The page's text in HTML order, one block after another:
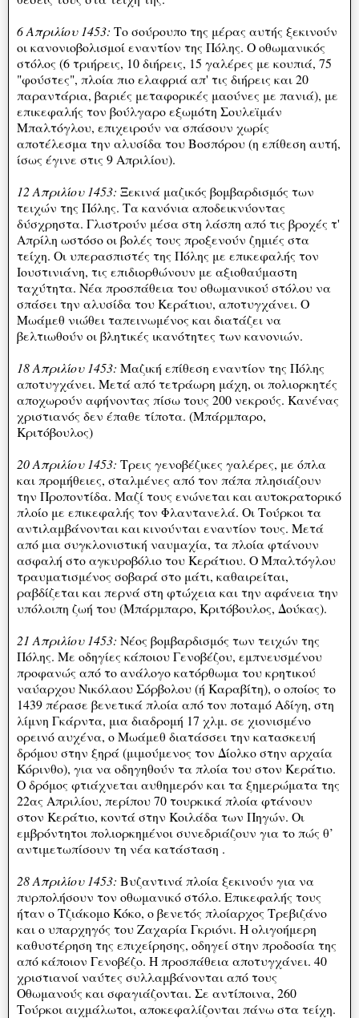
6 Απριλίου 1453: Το σούρουπο της μέρας αυτής ξεκινούν
οι κανονιοβολισμοί εναντίον της Πόλης. Ο οθωμανικός
στόλος (6 τριήρεις, 10 διήρεις, 15 γαλέρες με κουπιά, 75
"φούστες", πλοία πιο ελαφριά απ' τις διήρεις και 20
παραντάρια, βαριές μεταφορικές μαούνες με πανιά), με
επικεφαλής τον βούλγαρο εξωμότη Σουλεϊμάν
Μπαλτόγλου, επιχειρούν να σπάσουν χωρίς
αποτέλεσμα την αλυσίδα του Βοσπόρου (η επίθεση αυτή,
ίσως έγινε στις 9 Απριλίου).
12 Απριλίου 1453: Ξεκινά μαζικός βομβαρδισμός των
τειχών της Πόλης. Τα κανόνια αποδεικνύοντας
δύσχρηστα. Γλιστρούν μέσα στη λάσπη από τις βροχές τ'
Απρίλη ωστόσο οι βολές τους προξενούν ζημιές στα
τείχη. Οι υπερασπιστές της Πόλης με επικεφαλής τον
Ιουστινιάνη, τις επιδιορθώνουν με αξιοθαύμαστη
ταχύτητα. Νέα προσπάθεια του οθωμανικού στόλου να
σπάσει την αλυσίδα του Κεράτιου, αποτυγχάνει. Ο
Μωάμεθ νιώθει ταπεινωμένος και διατάζει να
βελτιωθούν οι βλητικές ικανότητες των κανονιών.
18 Απριλίου 1453: Μαζική επίθεση εναντίον της Πόλης
αποτυγχάνει. Μετά από τετράωρη μάχη, οι πολιορκητές
αποχωρούν αφήνοντας πίσω τους 200 νεκρούς. Κανένας
χριστιανός δεν έπαθε τίποτα. (Μπάρμπαρο,
Κριτόβουλος)
20 Απριλίου 1453: Τρεις γενοβέζικες γαλέρες, με όπλα
και προμήθειες, σταλμένες από τον πάπα πλησιάζουν
την Προποντίδα. Μαζί τους ενώνεται και αυτοκρατορικό
πλοίο με επικεφαλής τον Φλαντανελά. Οι Τούρκοι τα
αντιλαμβάνονται και κινούνται εναντίον τους. Μετά
από μια συγκλονιστική ναυμαχία, τα πλοία φτάνουν
ασφαλή στο αγκυροβόλιο του Κεράτιου. Ο Μπαλτόγλου
τραυματισμένος σοβαρά στο μάτι, καθαιρείται,
ραβδίζεται και περνά στη φτώχεια και την αφάνεια την
υπόλοιπη ζωή του (Μπάρμπαρο, Κριτόβουλος, Δούκας).
21 Απριλίου 1453: Νέος βομβαρδισμός των τειχών της
Πόλης. Με οδηγίες κάποιου Γενοβέζου, εμπνευσμένου
προφανώς από το ανάλογο κατόρθωμα του κρητικού
ναύαρχου Νικόλαου Σόρβολου (ή Καραβίτη), ο οποίος το
1439 πέρασε βενετικά πλοία από τον ποταμό Αδίγη, στη
λίμνη Γκάρντα, μια διαδρομή 17 χλμ. σε χιονισμένο
ορεινό αυχένα, ο Μωάμεθ διατάσσει την κατασκευή
δρόμου στην ξηρά (μιμούμενος τον Δίολκο στην αρχαία
Κόρινθο), για να οδηγηθούν τα πλοία του στον Κεράτιο.
Ο δρόμος φτιάχνεται αυθημερόν και τα ξημερώματα της
22ας Απριλίου, περίπου 70 τουρκικά πλοία φτάνουν
στον Κεράτιο, κοντά στην Κοιλάδα των Πηγών. Οι
εμβρόντητοι πολιορκημένοι συνεδριάζουν για το πώς θ’
αντιμετωπίσουν τη νέα κατάσταση .
28 Απριλίου 1453: Βυζαντινά πλοία ξεκινούν για να
πυρπολήσουν τον οθωμανικό στόλο. Επικεφαλής τους
ήταν ο Τζιάκομο Κόκο, ο βενετός πλοίαρχος Τρεβιζάνο
και ο υπαρχηγός του Ζαχαρία Γκριόνι. Η ολιγοήμερη
καθυστέρηση της επιχείρησης, οδηγεί στην προδοσία της
από κάποιον Γενοβέζο. Η προσπάθεια αποτυγχάνει. 40
χριστιανοί ναύτες συλλαμβάνονται από τους
Οθωμανούς και σφαγιάζονται. Σε αντίποινα, 260
Τούρκοι αιχμάλωτοι, αποκεφαλίζονται πάνω στα τείχη.